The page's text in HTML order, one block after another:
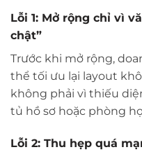
Lỗi 1: Mở rộng chỉ vì
chật”
Trước khi mở rộng,
thể tối ưu lại layout
không phải vì thiếu
tủ hồ sơ hoặc phòng
Lỗi 2: Thu hẹp quá